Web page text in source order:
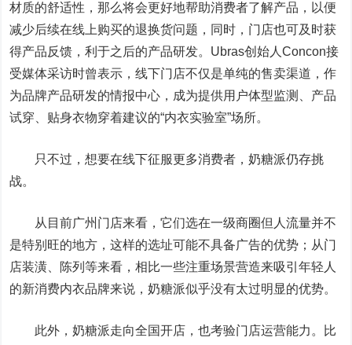
材质的舒适性，那么将会更好地帮助消费者了解产品，以便
减少后续在线上购买的退换货问题，同时，门店也可及时获
得产品反馈，利于之后的产品研发。Ubras创始人Concon接
受媒体采访时曾表示，线下门店不仅是单纯的售卖渠道，作
为品牌产品研发的情报中心，成为提供用户体型监测、产品
试穿、贴身衣物穿着建议的“内衣实验室”场所。
只不过，想要在线下征服更多消费者，奶糖派仍存挑
战。
从目前广州门店来看，它们选在一级商圈但人流量并不
是特别旺的地方，这样的选址可能不具备广告的优势；从门
店装潢、陈列等来看，相比一些注重场景营造来吸引年轻人
的新消费内衣品牌来说，奶糖派似乎没有太过明显的优势。
此外，奶糖派走向全国开店，也考验门店运营能力。比